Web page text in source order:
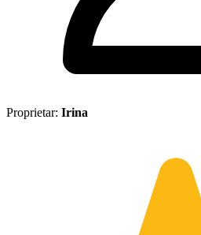
Proprietar: Irina